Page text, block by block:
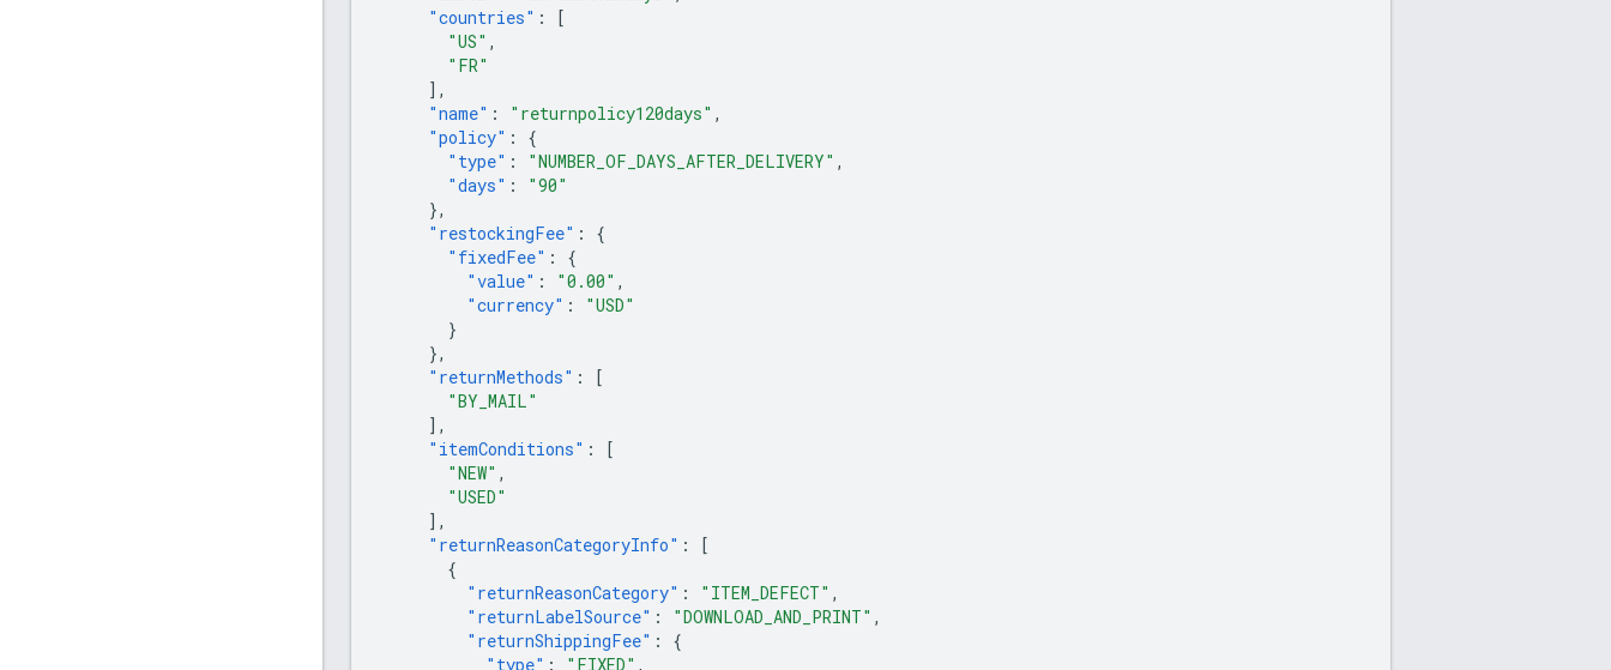
"countries" :
[
"US" ,
"FR"
],
"name" : "returnpolicy120days" ,
"policy" :
{
"type" : "NUMBER_OF_DAYS_AFTER_DELIVERY" ,
"days" :
"90"
},
"restockingFee" :
{
"fixedFee" :
{
"value" : "0.00" ,
"currency" :
"USD"
}
},
"returnMethods" :
[
"BY_MAIL"
],
"itemConditions" :
[
"NEW" ,
"USED"
],
"returnReasonCategoryInfo" :
[
{
"returnReasonCategory" : "ITEM_DEFECT" ,
"returnLabelSource" : "DOWNLOAD_AND_PRINT" ,
"returnShippingFee" :
{
"type" : "FIXED" ,